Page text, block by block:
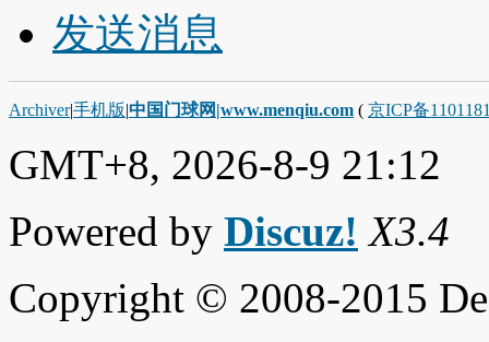
发送消息
Archiver|手机版|中国门球网|www.menqiu.com ( 京ICP备
GMT+8, 2026-8-9 21:12
Powered by Discuz! X3.4
Copyright © 2008-2015